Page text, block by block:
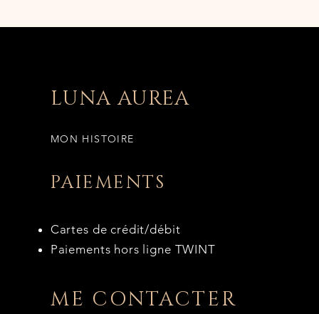
LUNA AUREA
MON HISTOIRE
PAIEMENTS
Cartes de crédit/débit
Paiements hors ligne TWINT
ME CONTACTER